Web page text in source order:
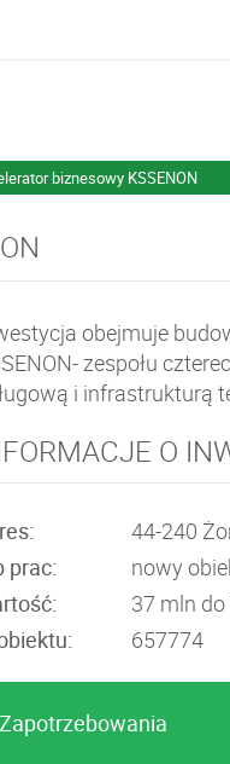
biznesowy KSSENON
obejmuje
zespołu
i infrastrukturą
O
44-240
prac:
nowy
37 mln
657774
Zapotrzebowania